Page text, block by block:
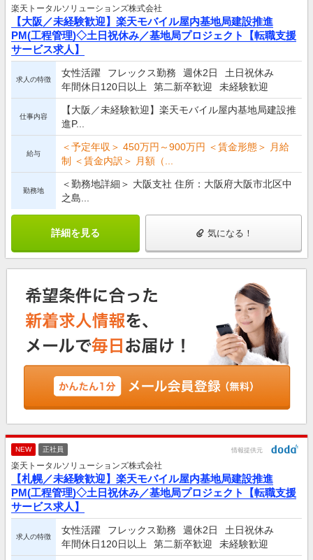
楽天トータルソリューションズ株式会社
【大阪／未経験歓迎】楽天モバイル屋内基地局建設推進
PM(工程管理)◇土日祝休み／基地局プロジェクト【転職支援
サービス求人】
求人の特徴
女性活躍 フレックス勤務 週休2日
土日祝休み
年間休日120日以上
第二新卒歓迎 未経験歓迎
仕事内容
【大阪／未経験歓迎】楽天モバイル屋内基地局建設推
進P...
給与
＜予定年収＞ 450万円～900万円 ＜賃金形態＞ 月給
制 ＜賃金内訳＞ 月額（...
勤務地
＜勤務地詳細＞ 大阪支社 住所：大阪府大阪市北区中
之島...
詳細を見る 気になる！
NEW 正社員 情報提供元
楽天トータルソリューションズ株式会社
【札幌／未経験歓迎】楽天モバイル屋内基地局建設推進
PM(工程管理)◇土日祝休み／基地局プロジェクト【転職支援
サービス求人】
求人の特徴
女性活躍 フレックス勤務 週休2日
土日祝休み
年間休日120日以上
第二新卒歓迎 未経験歓迎